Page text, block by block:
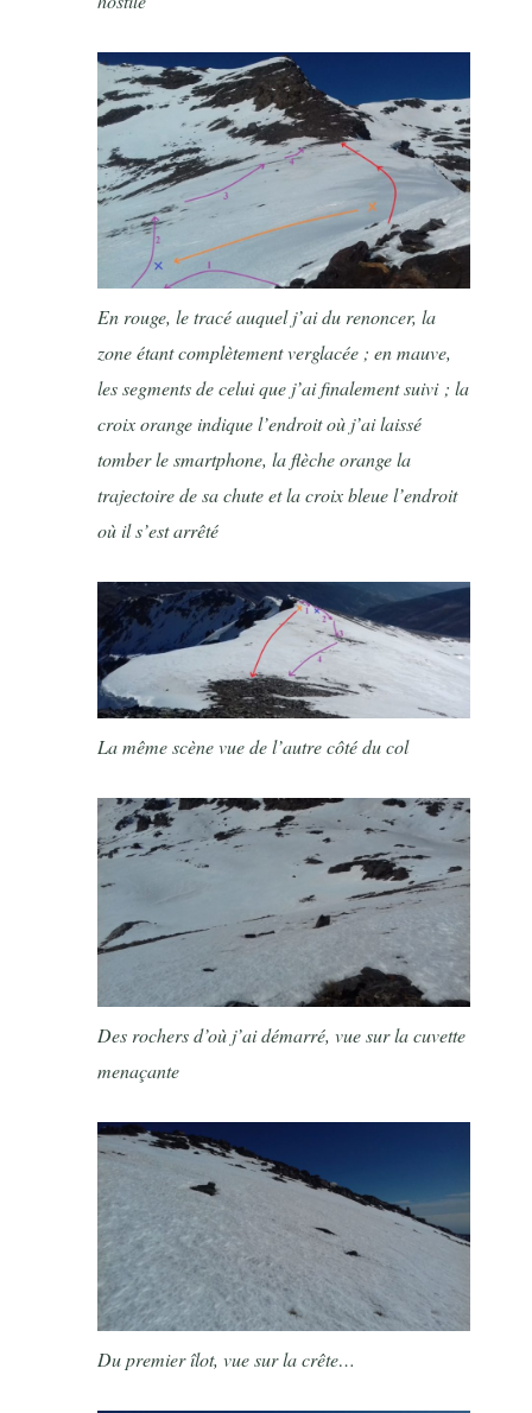
En rouge, le tracé auquel j’ai du renoncer, la
zone étant complètement verglacée ; en mauve,
les segments de celui que j’ai finalement suivi ; la
croix orange indique l’endroit où j’ai laissé
tomber le smartphone, la flèche orange la
trajectoire de sa chute et la croix bleue l’endroit
où il s’est arrêté
La même scène vue de l’autre côté du col
Des rochers d’où j’ai démarré, vue sur la cuvette
menaçante
Du premier îlot, vue sur la crête…